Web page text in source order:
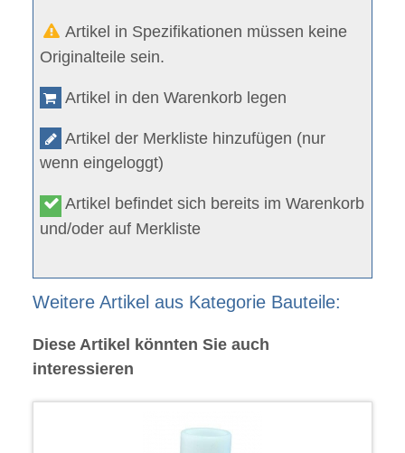
Artikel in Spezifikationen müssen keine
Originalteile sein.
Artikel in den Warenkorb legen
Artikel der Merkliste hinzufügen (nur
wenn eingeloggt)
Artikel befindet sich bereits im Warenkorb
und/oder auf Merkliste
Weitere Artikel aus Kategorie Bauteile:
Diese Artikel könnten Sie auch
interessieren